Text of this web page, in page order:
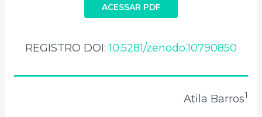
ACESSAR PDF
REGISTRO DOI:10.5281/zenodo.10790850
Atila Barros1